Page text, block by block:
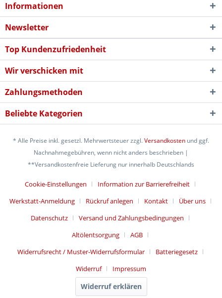
Informationen
Newsletter
Top Kundenzufriedenheit
Wir verschicken mit
Zahlungsmethoden
Beliebte Kategorien
* Alle Preise inkl. gesetzl. Mehrwertsteuer zzgl.Versandkosten und ggf.
Nachnahmegebühren, wenn nicht anders beschrieben |
**Versandkostenfreie Lieferung nur innerhalb Deutschlands
Cookie-Einstellungen
Information zur Barrierefreiheit
Werkstatt-Anmeldung
Rückruf anlegen Kontakt
Über uns
Datenschutz
Versand und Zahlungsbedingungen
Altölentsorgung
AGB
Widerrufsrecht / Muster-Widerrufsformular
Batteriegesetz
Widerruf
Impressum
Widerruf erklären